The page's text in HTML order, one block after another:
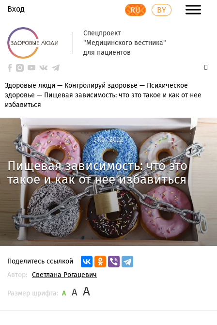
Вход RU BY
Спецпроект
"Медицинского вестника"
для пациентов
Здоровые люди — Контролируй здоровье — Психическое
здоровье — Пищевая зависимость: что это такое и как от нее
избавиться
21.07.2022
21.07.2022
Пищевая зависимость: что это
такое и как от нее избавиться
Поделитесь ссылкой
Автор:
Светлана Рогацевич
Размер шрифта: A A A